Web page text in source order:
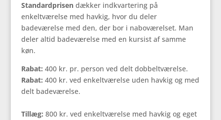
Standardprisen dækker indkvartering på
enkeltværelse med havkig, hvor du deler
badeværelse med den, der bor i naboværelset. Man
deler altid badeværelse med en kursist af samme
køn.
Rabat: 400 kr. pr. person ved delt dobbeltværelse.
Rabat: 400 kr. ved enkeltværelse uden havkig og med
delt badeværelse.
Tillæg: 800 kr. ved enkeltværelse med havkig og eget